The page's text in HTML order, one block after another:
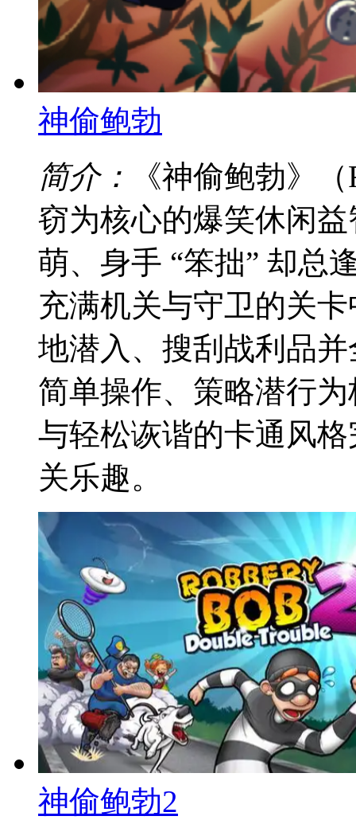
神偷鲍勃
简介：
《神偷鲍勃》
窃为核心的爆笑休闲
萌、身手 “笨拙” 却总
充满机关与守卫的关
地潜入、搜刮战利品
简单操作、策略潜行
与轻松诙谐的卡通风
关乐趣。
神偷鲍勃2